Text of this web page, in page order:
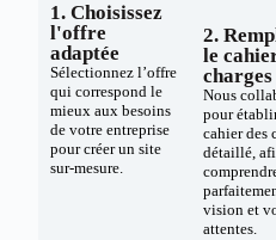
1. Choisissez
l'offre
adaptée
Sélectionnez l’offre
qui correspond le
mieux aux besoins
de votre entreprise
pour créer un site
sur-mesure.
2.
le
charges
Nous
pour
cahier des
détaillé,
vision et
attentes.